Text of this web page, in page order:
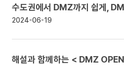
수도권에서 DMZ까지 쉽게,
2024-06-19
해설과 함께하는 < DMZ